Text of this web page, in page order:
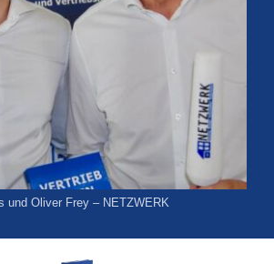
und Oliver Frey – NETZWERK